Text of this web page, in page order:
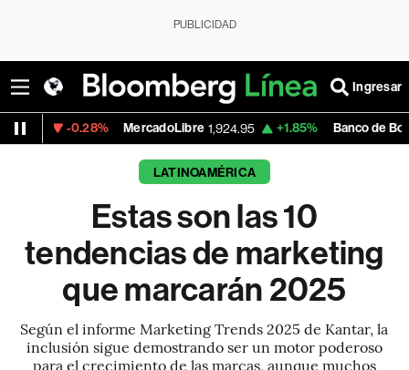
PUBLICIDAD
Ingresar
MercadoLibre 1,924.95 +1.85% Banco de Bogota 38,720.00
LATINOAMÉRICA
Estas son las 10
tendencias de marketing
que marcarán 2025
Según el informe Marketing Trends 2025 de Kantar, la
inclusión sigue demostrando ser un motor poderoso
para el crecimiento de las marcas, aunque muchos